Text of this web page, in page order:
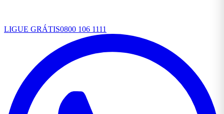
LIGUE GRÁTIS0800 106 1111